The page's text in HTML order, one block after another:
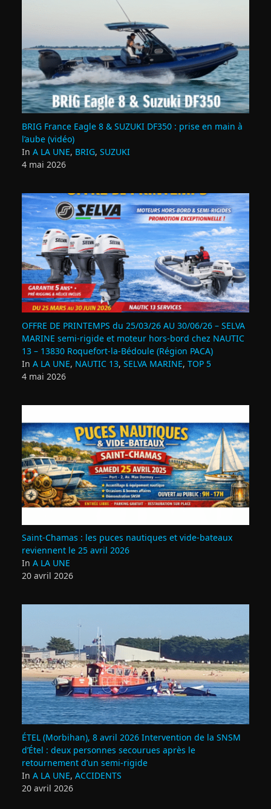
BRIG France Eagle 8 & SUZUKI DF350 : prise en main à
l’aube (vidéo)
In A LA UNE, BRIG, SUZUKI
4 mai 2026
OFFRE DE PRINTEMPS du 25/03/26 AU 30/06/26 – SELVA
MARINE semi-rigide et moteur hors-bord chez NAUTIC
13 – 13830 Roquefort‑la‑Bédoule (Région PACA)
In A LA UNE, NAUTIC 13, SELVA MARINE, TOP 5
4 mai 2026
Saint‑Chamas : les puces nautiques et vide‑bateaux
reviennent le 25 avril 2026
In A LA UNE
20 avril 2026
ÉTEL (Morbihan), 8 avril 2026 Intervention de la SNSM
d’Étel : deux personnes secourues après le
retournement d’un semi‑rigide
In A LA UNE, ACCIDENTS
20 avril 2026